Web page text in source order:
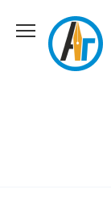
содержанию